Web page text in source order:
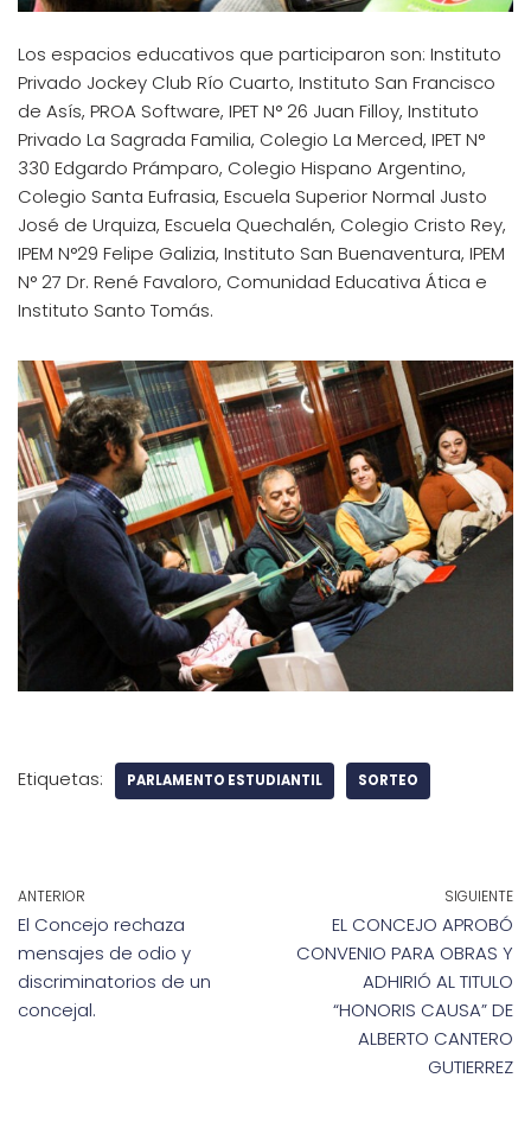
Los espacios educativos que participaron son: Instituto
Privado Jockey Club Río Cuarto, Instituto San Francisco
de Asís, PROA Software, IPET N° 26 Juan Filloy, Instituto
Privado La Sagrada Familia, Colegio La Merced, IPET N°
330 Edgardo Prámparo, Colegio Hispano Argentino,
Colegio Santa Eufrasia, Escuela Superior Normal Justo
José de Urquiza, Escuela Quechalén, Colegio Cristo Rey,
IPEM N°29 Felipe Galizia, Instituto San Buenaventura, IPEM
N° 27 Dr. René Favaloro, Comunidad Educativa Ática e
Instituto Santo Tomás.
Etiquetas: PARLAMENTO ESTUDIANTIL SORTEO
ANTERIOR
El Concejo rechaza
mensajes de odio y
discriminatorios de un
concejal.
SIGUIENTE
EL CONCEJO APROBÓ
CONVENIO PARA OBRAS Y
ADHIRIÓ AL TITULO
“HONORIS CAUSA” DE
ALBERTO CANTERO
GUTIERREZ